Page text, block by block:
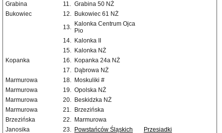
Grabina
11. Grabina 50 NŻ
Bukowiec
12. Bukowiec 61 NŻ
13. Kalonka Centrum Ojca
Pio
14. Kalonka II
15. Kalonka NŻ
Kopanka
16. Kopanka 24a NŻ
17. Dąbrowa NŻ
Marmurowa
18. Moskuliki #
Marmurowa
19. Opolska NŻ
Marmurowa
20. Beskidzka NŻ
Marmurowa
21. Brzezińska
Brzezińska
22. Marmurowa
Janosika
23. Powstańców Śląskich Przesiadki